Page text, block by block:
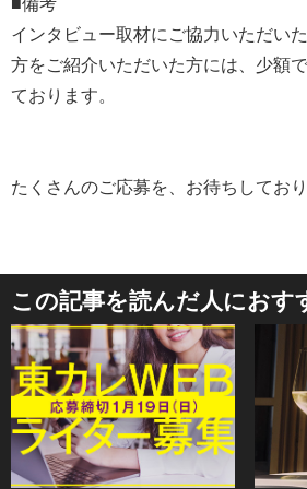
インタビュー取材にご協力いただい
方をご紹介いただいた方には、少額
ております。
たくさんのご応募を、お待ちしており
この記事を読んだ人におす